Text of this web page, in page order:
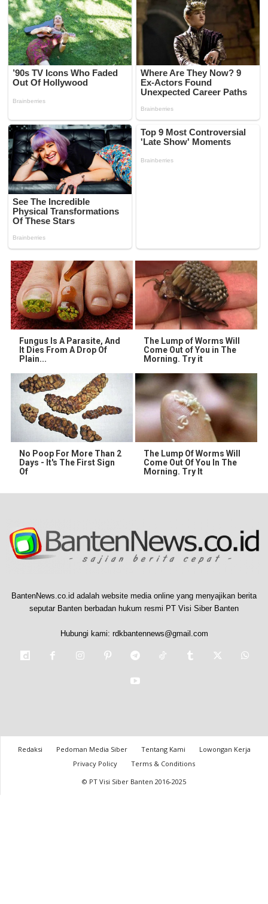
Fungus Is A Parasite, And
It Dies From A Drop Of
Plain...
The Lump of Worms Will
Come Out of You in The
Morning. Try it
No Poop For More Than 2
Days - It's The First Sign
Of
The Lump Of Worms Will
Come Out Of You In The
Morning. Try It
BantenNews.co.id adalah website media online yang menyajikan berita
seputar Banten berbadan hukum resmi PT Visi Siber Banten
Hubungi kami: rdkbantennews@gmail.com
Redaksi Pedoman Media Siber Tentang Kami
Lowongan Kerja
Privacy Policy
Terms & Conditions
© PT Visi Siber Banten 2016-2025